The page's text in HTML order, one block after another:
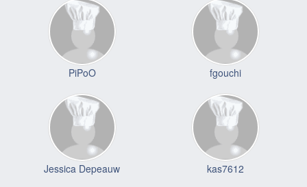
PiPoO fgouchi
Jessica Depeauw kas7612